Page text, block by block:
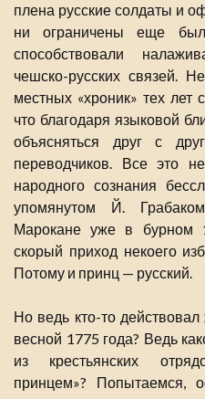
плена русские солдаты и
ни ограничены еще
способствовали
чешско-русских связей.
местных «хроник» тех лет
что благодаря языковой
объясняться друг с
переводчиков. Все это
народного сознания
упомянутом Й.
Марокане уже в бурном
скорый приход некоего
Потому и принц — русский.
Но ведь кто-то
весной 1775 года? Ведь
из крестьянских
принцем»? Попытаемся,